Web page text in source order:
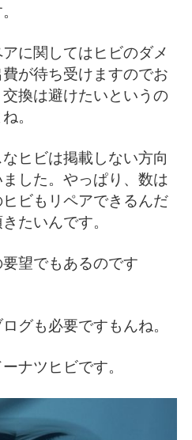
に関してはヒビのダメ
が待ち受けますのでお
換は避けたいというの
。
ヒビは掲載しない方向
した。やっぱり、数は
ビもリペアできるんだ
たいんです。
望でもあるのです
グも必要ですもんね。
ナツヒビです。